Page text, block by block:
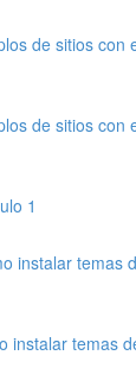
de sitios con
de sitios con
1
instalar temas
instalar temas